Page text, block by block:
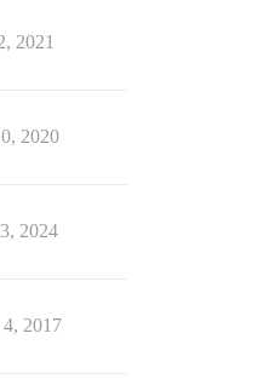
2021
2020
2024
2017